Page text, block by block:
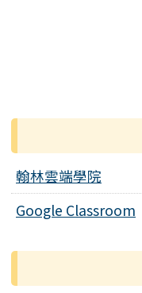
翰林雲端學院
Google Classroom